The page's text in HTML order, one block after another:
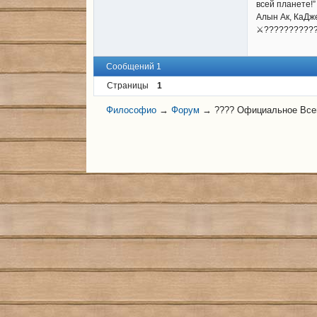
всей планете!”
Алын Ак,
Сообщений 1
Страницы
1
Философио →Форум →????️ Официальное